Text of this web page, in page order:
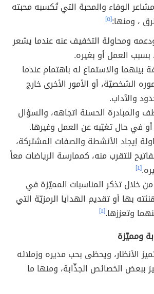
الوفاء والمحبة التي تُكسبه محبته
، ومنها:[٥]
ومحاولة التخفيف عنه عندما يشعر
بسبب العمل أو بغيره.
بينهما والاستماع له باهتمام عندما
الشخصيّة، أو الأمور الأخرى خارج
والآداب.
والمبادرة الحسنة اتجاهه، والسؤال
في حال تغيّبه عن العمل وغيرها.
إيجاد الأنشطة والصفات المشتركة،
للتقرب منه، كممارسة الرياضات معاً
[٤]
خلال تذكر المناسبات المميّزة في
بها أو تقديم الهدايا الرمزيّة التي
وتعززها.[٤]
ومميّزة
الأنظار، ويحظى بحب مديره وزملائه
ببعض الخصائص الجذّابة، ومنها ما